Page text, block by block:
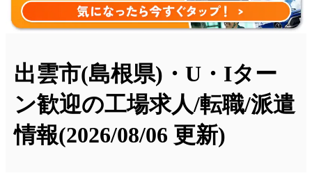
出雲市(島根県)・U・Iター
ン歓迎の工場求人/転職/派遣
情報(2026/08/06 更新)